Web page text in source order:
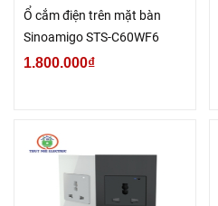
Ổ cắm điện trên mặt bàn
Sinoamigo STS-C60WF6
1.800.000₫